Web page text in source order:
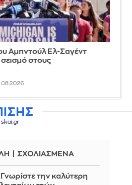
Αμπντούλ Ελ-Σαγέντ
σεισμό στους
skai.gr
ΣΧΟΛΙΑΣΜΕΝΑ
την καλύτερη